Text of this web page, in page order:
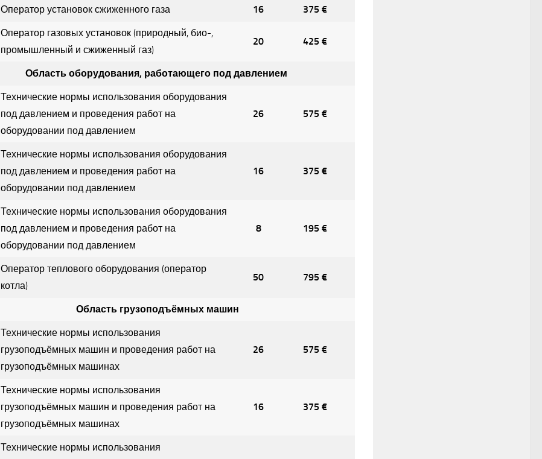
Оператор установок сжиженного газа 16 375 €
Оператор газовых установок (природный, био-,
промышленный и сжиженный газ)
20 425 €
Область оборудования, работающего под давлением
Технические нормы использования оборудования
под давлением и проведения работ на
оборудовании под давлением
26 575 €
Технические нормы использования оборудования
под давлением и проведения работ на
оборудовании под давлением
16 375 €
Технические нормы использования оборудования
под давлением и проведения работ на
оборудовании под давлением
8 195 €
Оператор теплового оборудования (оператор
котла)
50 795 €
Область грузоподъёмных машин
Технические нормы использования
грузоподъёмных машин и проведения работ на
грузоподъёмных машинах
26 575 €
Технические нормы использования
грузоподъёмных машин и проведения работ на
грузоподъёмных машинах
16 375 €
Технические нормы использования